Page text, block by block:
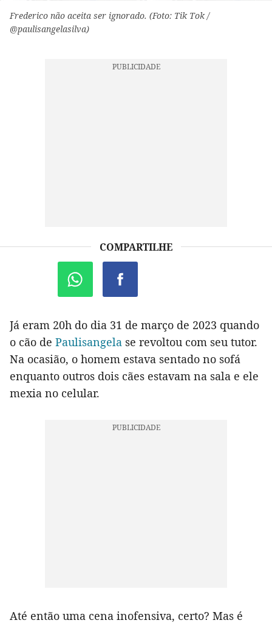
Frederico não aceita ser ignorado. (Foto: Tik Tok /
@paulisangelasilva)
COMPARTILHE
Já eram 20h do dia 31 de março de 2023 quando
o cão de Paulisangela se revoltou com seu tutor.
Na ocasião, o homem estava sentado no sofá
enquanto outros dois cães estavam na sala e ele
mexia no celular.
Até então uma cena inofensiva, certo? Mas é